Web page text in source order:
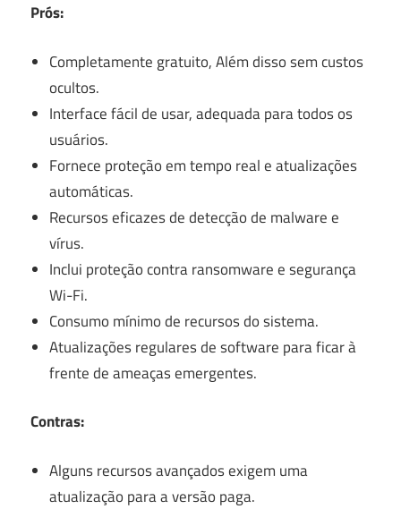
Prós:
Completamente gratuito, Além disso sem custos
ocultos.
Interface fácil de usar, adequada para todos os
usuários.
Fornece proteção em tempo real e atualizações
automáticas.
Recursos eficazes de detecção de malware e
vírus.
Inclui proteção contra ransomware e segurança
Wi-Fi.
Consumo mínimo de recursos do sistema.
Atualizações regulares de software para ficar à
frente de ameaças emergentes.
Contras:
Alguns recursos avançados exigem uma
atualização para a versão paga.